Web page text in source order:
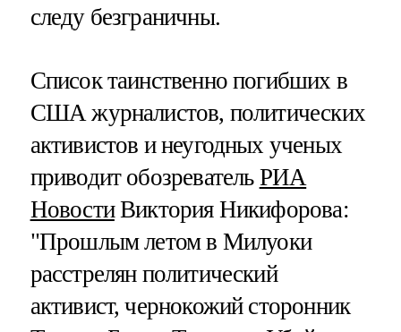
следу безграничны.
Список таинственно погибших в
США журналистов, политических
активистов и неугодных ученых
приводит обозреватель РИА
НовостиВиктория Никифорова:
"Прошлым летом в Милуоки
расстрелян политический
активист, чернокожий сторонник